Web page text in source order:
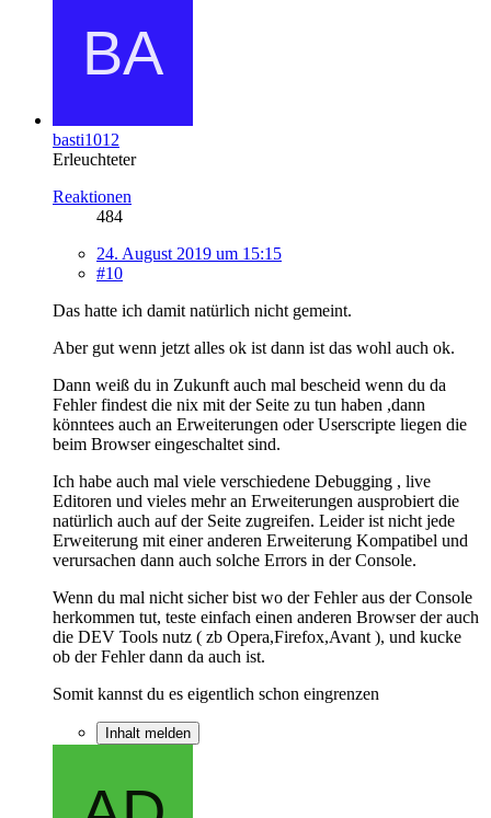
basti1012
Erleuchteter
Reaktionen
484
24. August 2019 um 15:15
#10
Das hatte ich damit natürlich nicht gemeint.
Aber gut wenn jetzt alles ok ist dann ist das wohl auch ok.
Dann weiß du in Zukunft auch mal bescheid wenn du da
Fehler findest die nix mit der Seite zu tun haben ,dann
könntees auch an Erweiterungen oder Userscripte liegen die
beim Browser eingeschaltet sind.
Ich habe auch mal viele verschiedene Debugging , live
Editoren und vieles mehr an Erweiterungen ausprobiert die
natürlich auch auf der Seite zugreifen. Leider ist nicht jede
Erweiterung mit einer anderen Erweiterung Kompatibel und
verursachen dann auch solche Errors in der Console.
Wenn du mal nicht sicher bist wo der Fehler aus der Console
herkommen tut, teste einfach einen anderen Browser der auch
die DEV Tools nutz ( zb Opera,Firefox,Avant ), und kucke
ob der Fehler dann da auch ist.
Somit kannst du es eigentlich schon eingrenzen
Inhalt melden